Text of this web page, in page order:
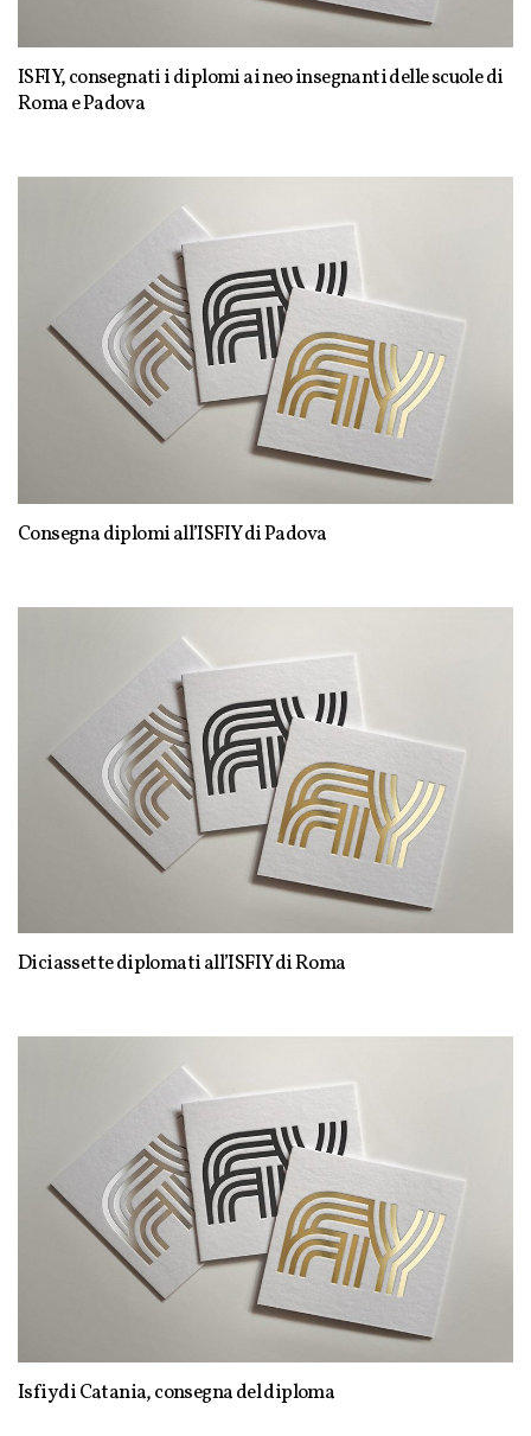
ISFIY, consegnati i diplomi ai neo insegnanti delle scuole di
Roma e Padova
Consegna diplomi all’ISFIY di Padova
Diciassette diplomati all’ISFIY di Roma
Isfiy di Catania, consegna del diploma